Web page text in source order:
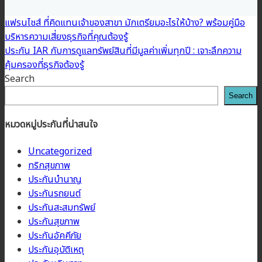
แฟรนไชส์ ที่คิดแทนเจ้าของสาขา มักเตรียมอะไรให้บ้าง? พร้อมคู่มือ
บริหารความเสี่ยงธุรกิจที่คุณต้องรู้
ประกัน IAR กับการดูแลทรัพย์สินที่มีมูลค่าเพิ่มทุกปี : เจาะลึกความ
คุ้มครองที่ธุรกิจต้องรู้
Search
Search
หมวดหมู่ประกันที่น่าสนใจ
Uncategorized
ทริกสุขภาพ
ประกันบำนาญ
ประกันรถยนต์
ประกันสะสมทรัพย์
ประกันสุขภาพ
ประกันอัคคีภัย
ประกันอุบัติเหตุ